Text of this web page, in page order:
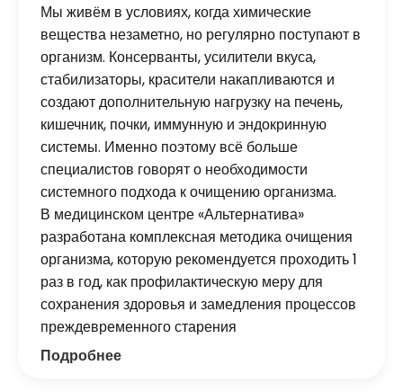
Мы живём в условиях, когда химические
вещества незаметно, но регулярно поступают в
организм. Консерванты, усилители вкуса,
стабилизаторы, красители накапливаются и
создают дополнительную нагрузку на печень,
кишечник, почки, иммунную и эндокринную
системы. Именно поэтому всё больше
специалистов говорят о необходимости
системного подхода к очищению организма.
В медицинском центре «Альтернатива»
разработана комплексная методика очищения
организма, которую рекомендуется проходить 1
раз в год, как профилактическую меру для
сохранения здоровья и замедления процессов
преждевременного старения
Подробнее